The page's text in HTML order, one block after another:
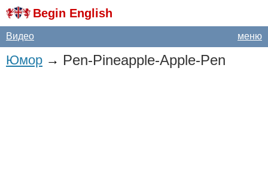
Begin English
меню
Видео
Юмор → Pen-Pineapple-Apple-Pen